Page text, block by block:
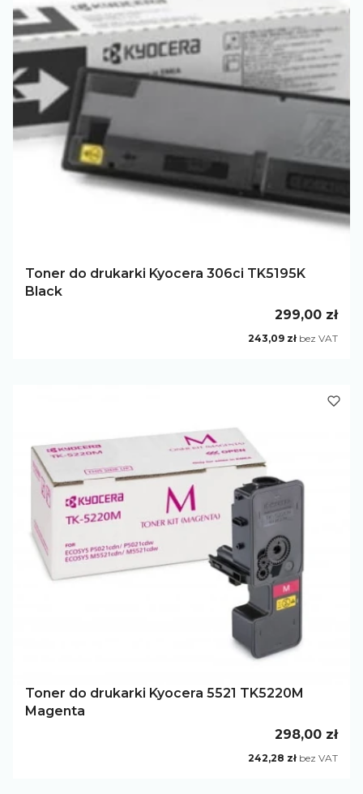
Toner do drukarki Kyocera 306ci TK5195K
Black
Cena
299,00 zł
Cena
243,09 zł bez VAT
Toner do drukarki Kyocera 5521 TK5220M
Magenta
Cena
298,00 zł
Cena
242,28 zł bez VAT